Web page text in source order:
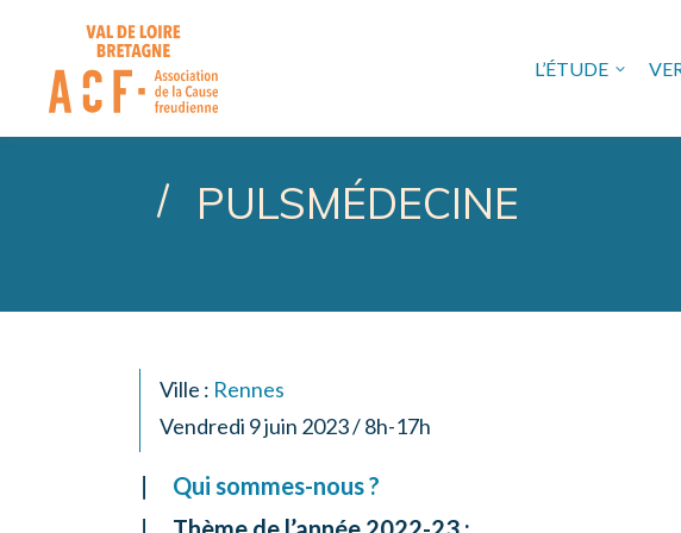
ASSOCIATION DE LA CAUSE
L’ÉTUDE
PULSMÉDECINE
Ville : Rennes
Vendredi 9 juin 2023 / 8h-17h
Qui sommes-nous ?